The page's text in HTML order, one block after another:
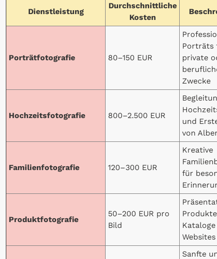
Dienstleistung
Durchschnittliche
Kosten
Porträtfotografie 80–150 EUR
Porträts
private
Zwecke
Hochzeitsfotografie 800–2.500 EUR
und
von
Familienfotografie 120–300 EUR
Kreative
für
Produktfotografie
50–200 EUR pro
Bild
Websites
Sanfte